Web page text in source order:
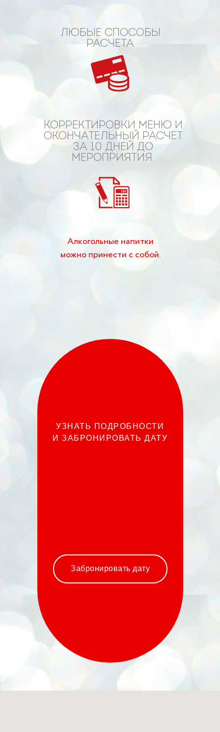
ЛЮБЫЕ СПОСОБЫ
РАСЧЕТА
КОРРЕКТИРОВКИ МЕНЮ И
ОКОНЧАТЕЛЬНЫЙ РАСЧЕТ
ЗА 10 ДНЕЙ ДО
МЕРОПРИЯТИЯ.
Алкогольные напитки
можно принести с собой.
Забронировать дату
УЗНАТЬ ПОДРОБНОСТИ
И ЗАБРОНИРОВАТЬ ДАТУ